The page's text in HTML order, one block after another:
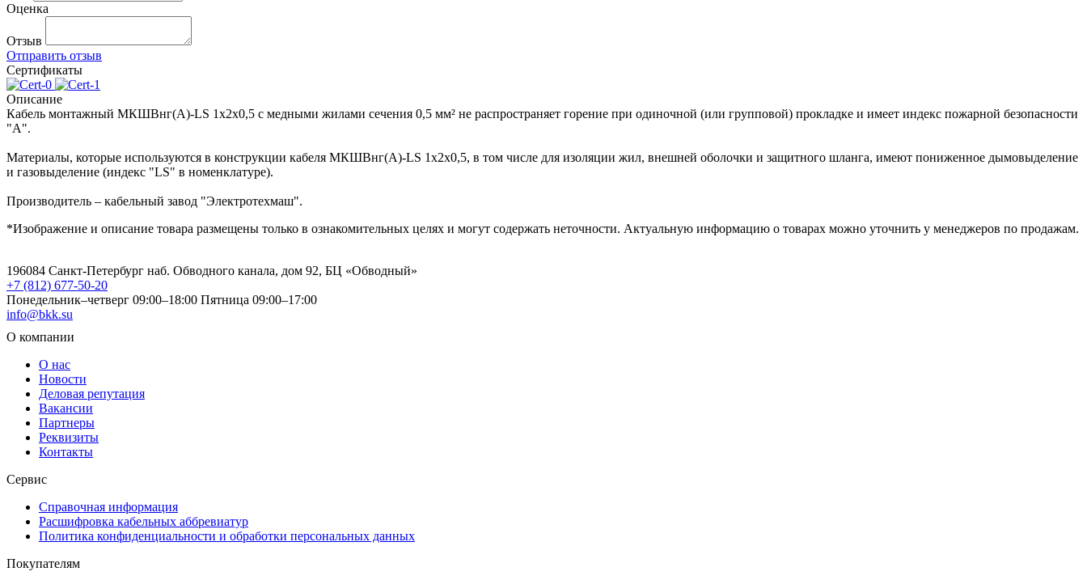
Оценка
Отзыв
Отправить отзыв
Сертификаты
Описание
Кабель монтажный МКШВнг(А)-LS 1x2x0,5 с медными жилами сечения 0,5 мм² не распространяет горение при одиночной (или групповой) прокладке и имеет индекс пожарной безопасности
"А".
Материалы, которые используются в конструкции кабеля МКШВнг(А)-LS 1x2x0,5, в том числе для изоляции жил, внешней оболочки и защитного шланга, имеют пониженное дымовыделение
и газовыделение (индекс "LS" в номенклатуре).
Производитель – кабельный завод "Электротехмаш".
*Изображение и описание товара размещены только в ознакомительных целях и могут содержать неточности. Актуальную информацию о товарах можно уточнить у менеджеров по продажам.
196084 Санкт-Петербург наб. Обводного канала, дом 92, БЦ «Обводный»
+7 (812) 677-50-20
Понедельник–четверг 09:00–18:00 Пятница 09:00–17:00
info@bkk.su
О компании
О нас
Новости
Деловая репутация
Вакансии
Партнеры
Реквизиты
Контакты
Сервис
Справочная информация
Расшифровка кабельных аббревиатур
Политика конфиденциальности и обработки персональных данных
Покупателям